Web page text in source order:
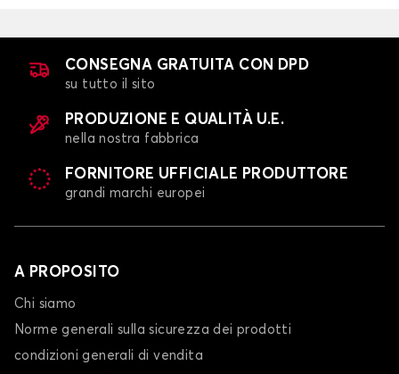
CONSEGNA GRATUITA CON DPD
su tutto il sito
PRODUZIONE E QUALITÀ U.E.
nella nostra fabbrica
FORNITORE UFFICIALE PRODUTTORE
grandi marchi europei
A PROPOSITO
Chi siamo
Norme generali sulla sicurezza dei prodotti
condizioni generali di vendita